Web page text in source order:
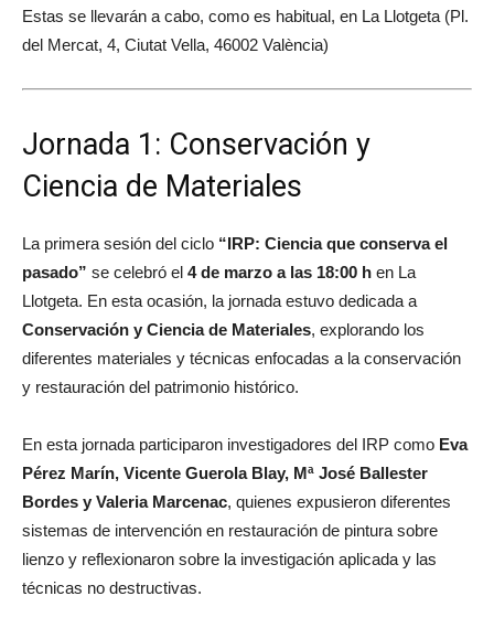
Estas se llevarán a cabo, como es habitual, en La Llotgeta (Pl.
del Mercat, 4, Ciutat Vella, 46002 València)
Jornada 1: Conservación y
Ciencia de Materiales
La primera sesión del ciclo “IRP: Ciencia que conserva el
pasado” se celebró el 4de marzo a las 18:00 h en La
Llotgeta. En esta ocasión, la jornada estuvo dedicada a
Conservación y Ciencia de Materiales, explorando los
diferentes materiales y técnicas enfocadas a la conservación
y restauración del patrimonio histórico.
En esta jornada participaron investigadores del IRP como Eva
Pérez Marín, Vicente Guerola Blay, Mª José Ballester
Bordes y Valeria Marcenac, quienes expusieron diferentes
sistemas de intervención en restauración de pintura sobre
lienzo y reflexionaron sobre la investigación aplicada y las
técnicas no destructivas.